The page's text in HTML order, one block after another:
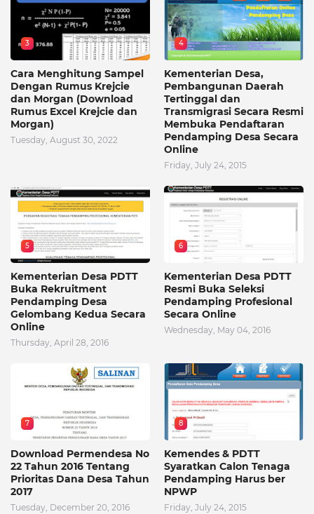
3
Cara Menghitung Sampel
Dengan Rumus Krejcie
dan Morgan (Download
Rumus Excel Krejcie dan
Morgan)
Tuesday, August 30, 2022
4
Kementerian Desa,
Pembangunan Daerah
Tertinggal dan
Transmigrasi Secara Resmi
Membuka Pendaftaran
Pendamping Desa Secara
Online
Friday, July 24, 2015
5
Kementerian Desa PDTT
Buka Rekruitment
Pendamping Desa
Gelombang Kedua Secara
Online
Thursday, April 28, 2016
6
Kementerian Desa PDTT
Resmi Buka Seleksi
Pendamping Profesional
Secara Online
Wednesday, May 04, 2016
7
Download Permendesa No
22 Tahun 2016 Tentang
Prioritas Dana Desa Tahun
2017
Tuesday, December 20, 2016
8
Kemendes & PDTT
Syaratkan Calon Tenaga
Pendamping Harus ber
NPWP
Friday, July 24, 2015